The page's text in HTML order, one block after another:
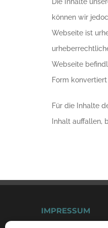
können wir
Webseite ist
Webseite
Form
Für die Inhalte
Inhalt auffallen,
IMPRESSUM